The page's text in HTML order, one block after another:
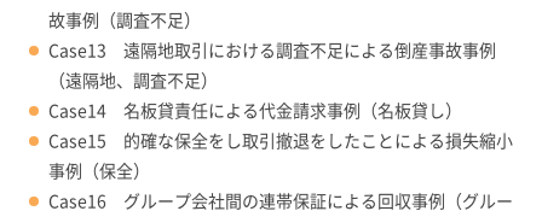
故事例（調査不足）
Case13 遠隔地取引における調査不足による倒産事故事例
（遠隔地、調査不足）
Case14 名板貸責任による代金請求事例（名板貸し）
Case15 的確な保全をし取引撤退をしたことによる損失縮小
事例（保全）
Case16 グループ会社間の連帯保証による回収事例（グルー